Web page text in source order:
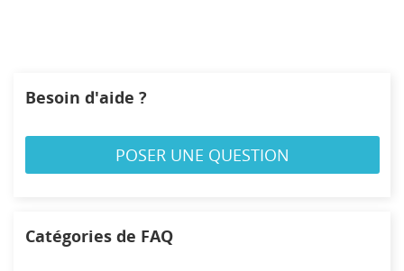
Besoin d'aide ?
POSER UNE QUESTION
Catégories de FAQ